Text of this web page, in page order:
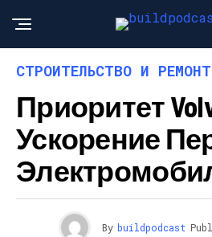
СТРОИТЕЛЬСТВО И РЕМОНТ
Приоритет
Ускорение
By buildpodcast